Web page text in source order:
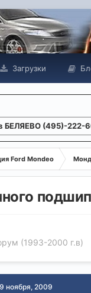
Загрузки
БЕЛЯЕВО (495)-222-
Ford Mondeo
(1993-2000 г.в)
9 ноября, 2009